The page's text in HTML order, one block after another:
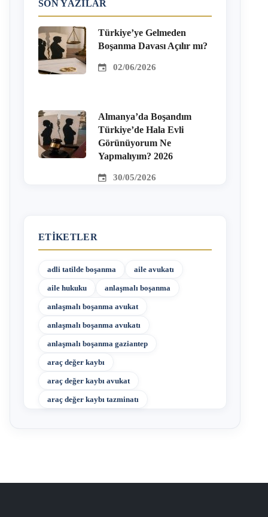
SON YAZILAR
Türkiye’ye Gelmeden
Boşanma Davası Açılır mı?
02/06/2026
Almanya’da Boşandım
Türkiye’de Hala Evli
Görünüyorum Ne
Yapmalıyım? 2026
30/05/2026
ETIKETLER
adli tatilde boşanma aile avukatı
aile hukuku anlaşmalı boşanma
anlaşmalı boşanma avukat
anlaşmalı boşanma avukatı
anlaşmalı boşanma gaziantep
araç değer kaybı
araç değer kaybı avukat
araç değer kaybı tazminatı